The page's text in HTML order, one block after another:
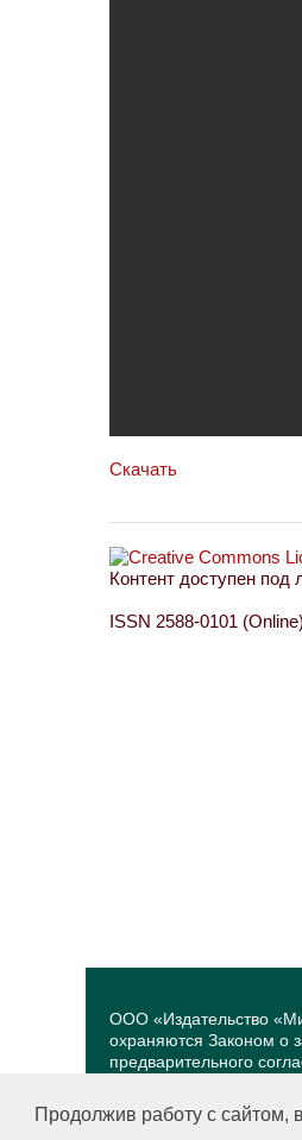
Продолжив работу с сайтом,
Скачать
Контент доступен под
ISSN 2588-0101 (Online)
ООО «Издательство
охраняются Законом о
предварительного